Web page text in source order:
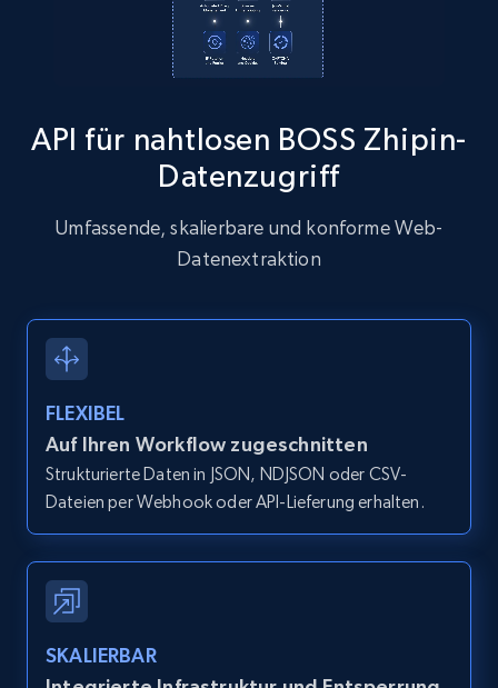
Gratis testen
Zillow properties listing information
Zpid, City, State, HomeStatus, Address,
IsListingClaimedByCurrentSignedInUser,
IsCurrentSignedInAgentResponsible, Bedrooms,
Zillow properties listing information -
Discover by custom filters - location, home
type and status
IsCurrentSignedInAgentResponsible, Bedrooms,
and more.
12K+ 1.3K+ Gratis testen
API für nahtlosen BOSS Zhipin-
Datenzugriff
Umfassende, skalierbare und konforme Web-
Datenextraktion
FLEXIBEL
Auf Ihren Workflow zugeschnitten
Strukturierte Daten in JSON, NDJSON oder CSV-
Dateien per Webhook oder API-Lieferung erhalten.
SKALIERBAR